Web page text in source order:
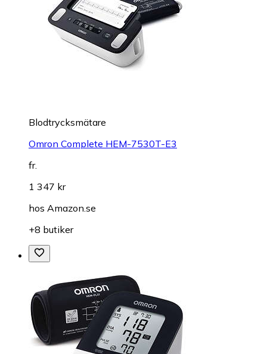
Blodtrycksmätare
Omron Complete HEM-7530T-E3
fr.
1 347 kr
hos Amazon.se
+8 butiker